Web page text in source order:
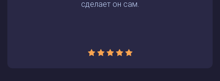
сделает он сам.